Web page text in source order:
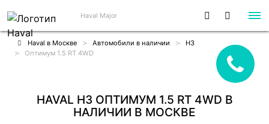
Haval Major
Haval в Москве Автомобили в наличии
H3
Оптимум 1.5 RT 4WD
HAVAL H3 ОПТИМУМ 1.5 RT 4WD В
НАЛИЧИИ В МОСКВЕ